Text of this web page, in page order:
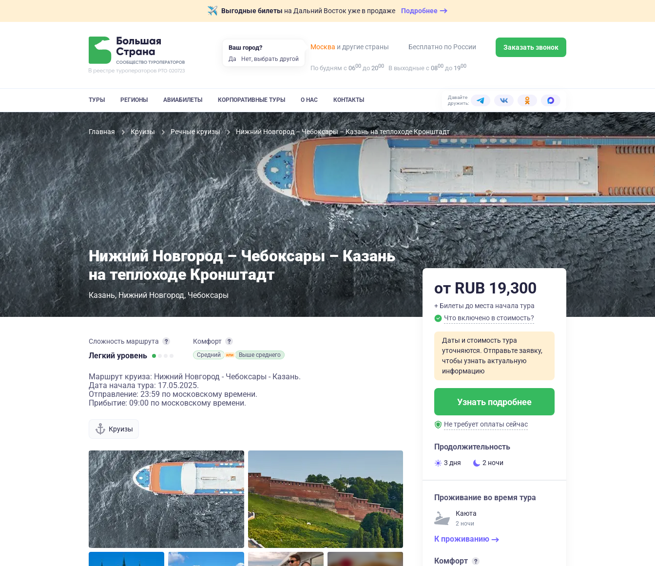
Выгодные билеты на Дальний Восток уже в продаже Подробнее
Москва и другие страны Бесплатно по России Заказать звонок
По будням с 0600 до 2000 В выходные с 0800 до 1900
ТУРЫ РЕГИОНЫ АВИАБИЛЕТЫ КОРПОРАТИВНЫЕ ТУРЫ О НАС КОНТАКТЫ
Давайте
дружить:
Главная Круизы Речные круизы Нижний Новгород – Чебоксары – Казань на теплоходе Кронштадт
Нижний Новгород – Чебоксары – Казань
на теплоходе Кронштадт
Казань Нижний Новгород Чебоксары
Сложность маршрута
Легкий уровень
Комфорт
Средний Выше среднего
Маршрут круиза: Нижний Новгород - Чебоксары - Казань.
Дата начала тура: 17.05.2025.
Отправление: 23:59 по московскому времени.
Прибытие: 09:00 по московскому времени.
Круизы
от RUB 19,300
+ Билеты до места начала тура
Что включено в стоимость?
Даты и стоимость тура
уточняются. Отправьте заявку,
чтобы узнать актуальную
информацию
Узнать подробнее
Не требует оплаты сейчас
Продолжительность
3 дня 2 ночи
Проживание во время тура
Каюта
2 ночи
К проживанию
Комфорт
Ваш город?
Да Нет, выбрать другой